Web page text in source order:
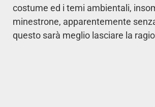
costume ed i temi ambientali,
minestrone, apparentemente
questo sarà meglio lasciare la